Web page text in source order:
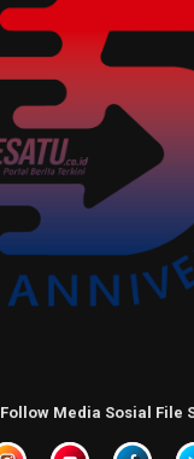
Follow Media Sosial File